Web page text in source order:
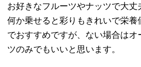
お好きなフルーツやナッツで大丈
何か乗せると彩りもきれいで栄養
でおすすめですが、ない場合はオ
ツのみでもいいと思います。